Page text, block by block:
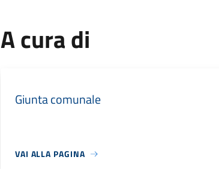
A cura di
Giunta comunale
VAI ALLA PAGINA